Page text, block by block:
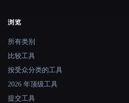
Site navigation
浏览
所有类别
比较工具
按受众分类的工具
2026 年顶级工具
提交工具